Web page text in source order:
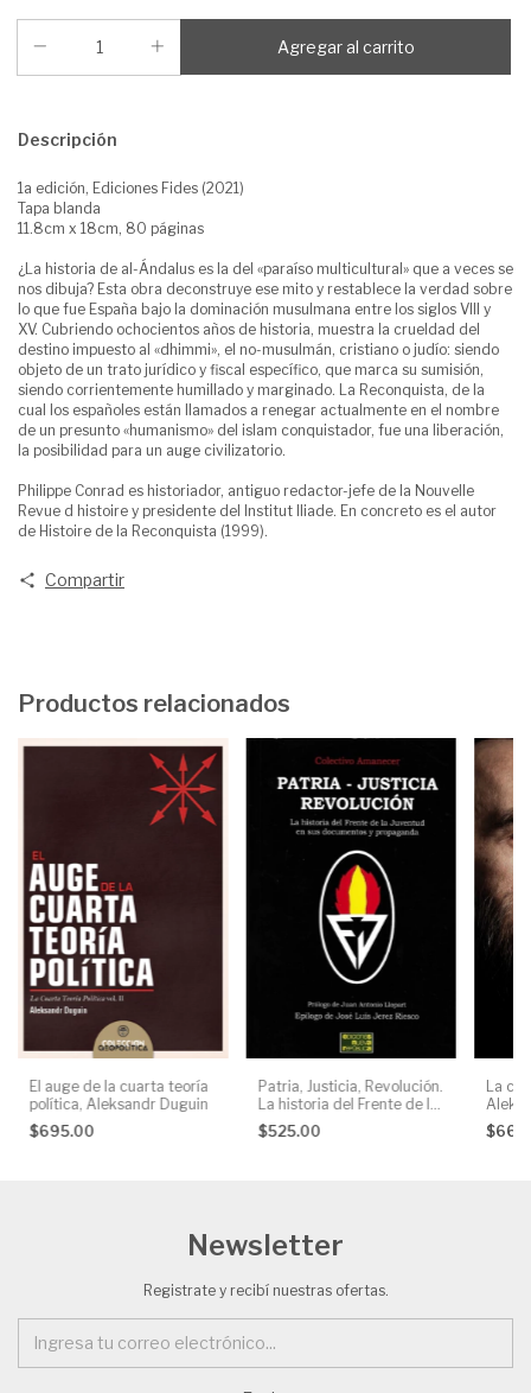
Descripción
1a edición, Ediciones Fides (2021)
Tapa blanda
11.8cm x 18cm, 80 páginas
¿La historia de al-Ándalus es la del «paraíso multicultural» que a veces se
nos dibuja? Esta obra deconstruye ese mito y restablece la verdad sobre
lo que fue España bajo la dominación musulmana entre los siglos VIII y
XV. Cubriendo ochocientos años de historia, muestra la crueldad del
destino impuesto al «dhimmi», el no-musulmán, cristiano o judío: siendo
objeto de un trato jurídico y fiscal específico, que marca su sumisión,
siendo corrientemente humillado y marginado. La Reconquista, de la
cual los españoles están llamados a renegar actualmente en el nombre
de un presunto «humanismo» del islam conquistador, fue una liberación,
la posibilidad para un auge civilizatorio.
Philippe Conrad es historiador, antiguo redactor-jefe de la Nouvelle
Revue d histoire y presidente del Institut Iliade. En concreto es el autor
de Histoire de la Reconquista (1999).
Compartir
Productos relacionados
El auge de la cuarta teoría
política, Aleksandr Duguin
$695.00
Patria, Justicia, Revolución.
La historia del Frente de la
Juventud en sus
documentos y propaganda,
$525.00
La
Newsletter
Registrate y recibí nuestras ofertas.